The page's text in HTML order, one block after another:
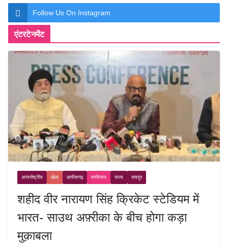
Follow Us On Instagram
एंटरटेनमेंट
अन्तर्राष्ट्रीय खेल छत्तीसगढ़ मनोरंजन राज्य रायपुर
शहीद वीर नारायण सिंह क्रिकेट स्टेडियम में
भारत- साउथ अफ़्रीका के बीच होगा कड़ा
मुक़ाबला